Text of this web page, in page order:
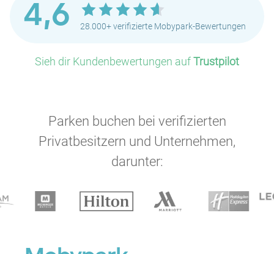
4,6 28.000+ verifizierte Mobypark-Bewertungen
Sieh dir Kundenbewertungen aufTrustpilot
Parken buchen bei verifizierten
Privatbesitzern und Unternehmen,
darunter:
P
P
P
P
P